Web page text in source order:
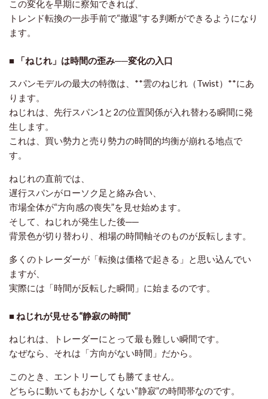
この変化を早期に察知できれば、
トレンド転換の一歩手前で“撤退”する判断ができるようになり
ます。
■ 「ねじれ」は時間の歪み──変化の入口
スパンモデルの最大の特徴は、**雲のねじれ（Twist）**にあ
ります。
ねじれは、先行スパン1と2の位置関係が入れ替わる瞬間に発
生します。
これは、 買い勢力と売り勢力の時間的均衡が崩れる地点で
す。
ねじれの直前では、
遅行スパンがローソク足と絡み合い、
市場全体が“方向感の喪失”を見せ始めます。
そして、ねじれが発生した後──
背景色が切り替わり、相場の時間軸そのものが反転します。
多くのトレーダーが「転換は価格で起きる」と思い込んでい
ますが、
実際には「時間が反転した瞬間」に始まるのです。
■ ねじれが見せる“静寂の時間”
ねじれは、トレーダーにとって最も難しい瞬間です。
なぜなら、それは「方向がない時間」だから。
このとき、エントリーしても勝てません。
どちらに動いてもおかしくない“静寂”の時間帯なのです。